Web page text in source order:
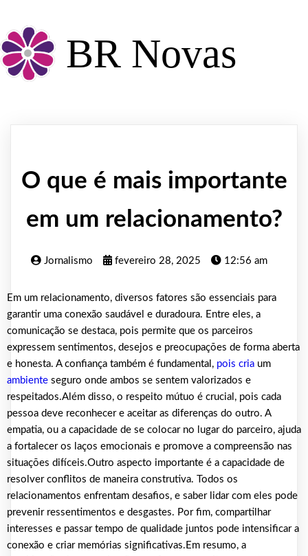
BR Novas
O que é mais importante
em um relacionamento?
Jornalismo fevereiro 28, 2025 12:56 am
Em um relacionamento, diversos fatores são essenciais para
garantir uma conexão saudável e duradoura. Entre eles, a
comunicação se destaca, pois permite que os parceiros
expressem sentimentos, desejos e preocupações de forma aberta
e honesta. A confiança também é fundamental, pois cria um
ambiente seguro onde ambos se sentem valorizados e
respeitados.Além disso, o respeito mútuo é crucial, pois cada
pessoa deve reconhecer e aceitar as diferenças do outro. A
empatia, ou a capacidade de se colocar no lugar do parceiro, ajuda
a fortalecer os laços emocionais e promove a compreensão nas
situações difíceis.Outro aspecto importante é a capacidade de
resolver conflitos de maneira construtiva. Todos os
relacionamentos enfrentam desafios, e saber lidar com eles pode
prevenir ressentimentos e desgastes. Por fim, compartilhar
interesses e passar tempo de qualidade juntos pode intensificar a
conexão e criar memórias significativas.Em resumo, a